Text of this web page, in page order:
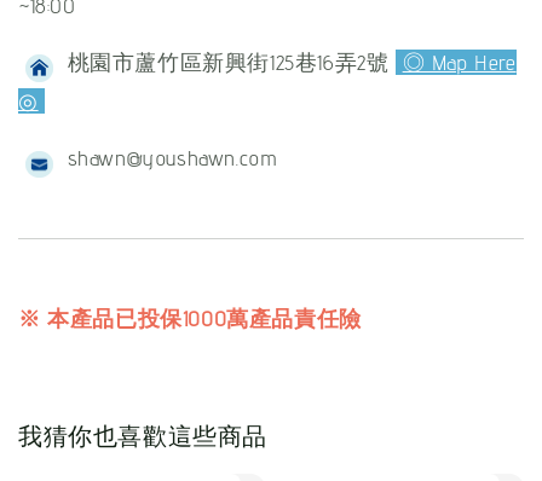
~18:00
桃園市蘆竹區新興街125巷16弄2號
◎ Map Here
◎
shawn@youshawn.com
※ 本產品已投保1000萬產品責任險
我猜你也喜歡這些商品